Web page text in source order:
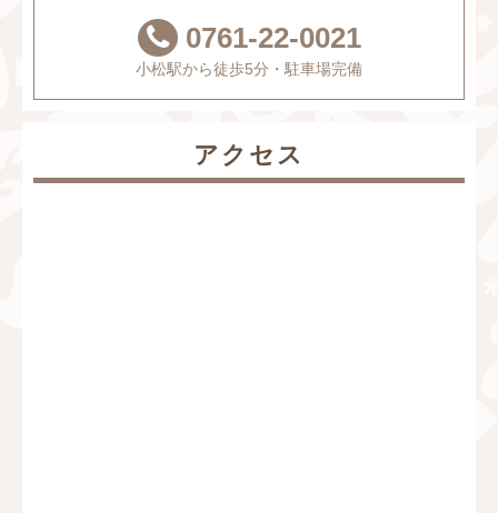
0761-22-0021
小松駅から徒歩5分・駐車場完備
アクセス